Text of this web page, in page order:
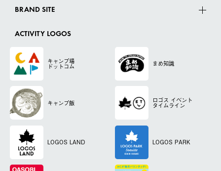
BRAND SITE
ACTIVITY LOGOS
キャンプ場
ドットコム まめ知識
キャンプ飯 ロゴス イベント
タイムライン
LOGOS LAND LOGOS PARK